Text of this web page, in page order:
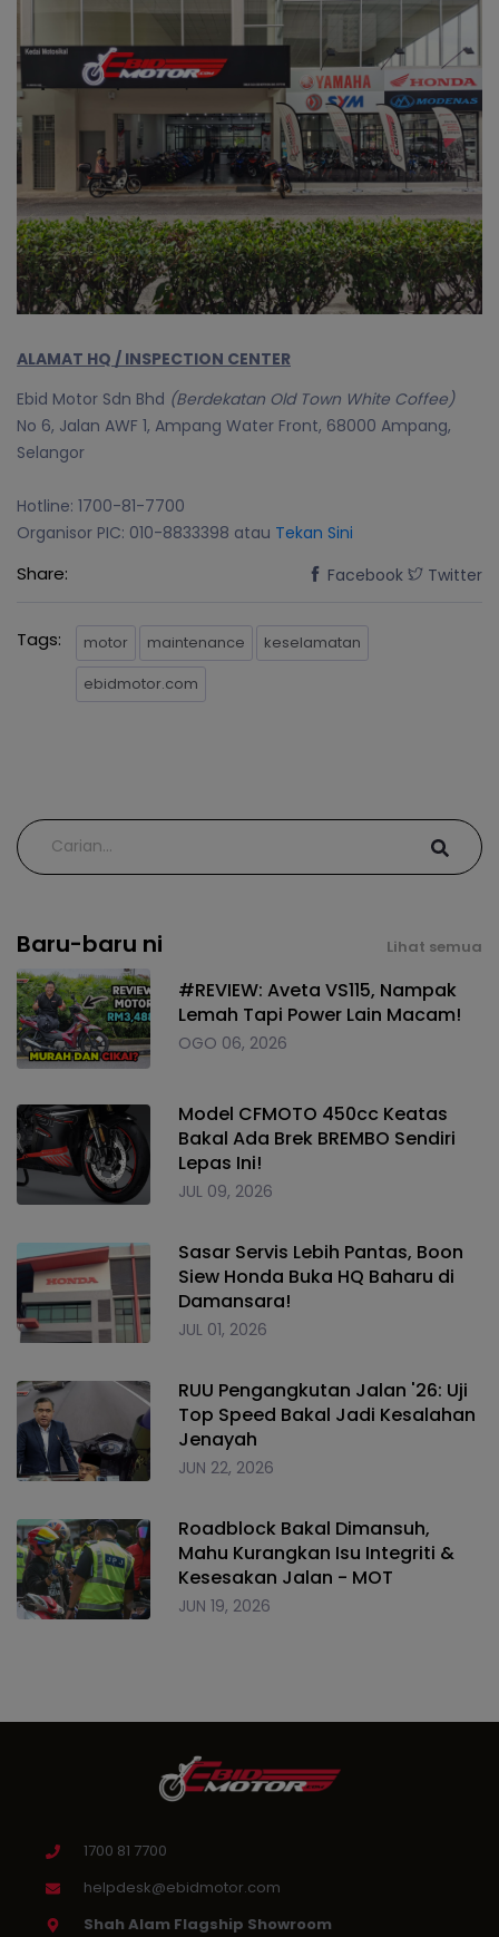
ALAMAT HQ / INSPECTION CENTER
Ebid Motor Sdn Bhd (Berdekatan Old Town White Coffee)
No 6, Jalan AWF 1, Ampang Water Front, 68000 Ampang,
Selangor
Hotline: 1700-81-7700
Organisor PIC: 010-8833398 atau Tekan Sini
Share: Facebook Twitter
Tags: motor maintenance
keselamatan
ebidmotor.com
Baru-baru ni Lihat semua
#REVIEW: Aveta VS115, Nampak
Lemah Tapi Power Lain Macam!
OGO 06, 2026
Model CFMOTO 450cc Keatas
Bakal Ada Brek BREMBO Sendiri
Lepas Ini!
JUL 09, 2026
Sasar Servis Lebih Pantas, Boon
Siew Honda Buka HQ Baharu di
Damansara!
JUL 01, 2026
RUU Pengangkutan Jalan '26: Uji
Top Speed Bakal Jadi Kesalahan
Jenayah
JUN 22, 2026
Roadblock Bakal Dimansuh,
Mahu Kurangkan Isu Integriti &
Kesesakan Jalan - MOT
JUN 19, 2026
1700 81 7700
helpdesk@ebidmotor.com
Shah Alam Flagship Showroom